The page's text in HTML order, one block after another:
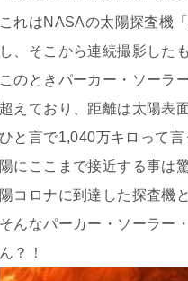
これはNASAの太陽探査機
し、そこから連続撮影した
このときパーカー・ソーラ
超えており、距離は太陽表
ひと言で1,040万キロって
陽にここまで接近する事は
陽コロナに到達した探査機
そんなパーカー・ソーラー
ん？！